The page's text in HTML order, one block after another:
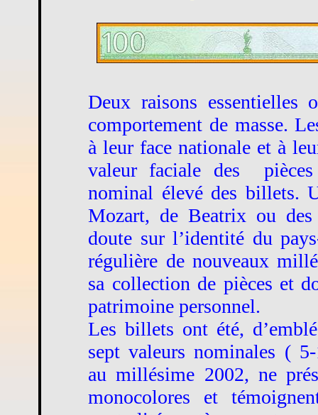
Deux raisons
comportement de masse.
à leur face nationale et à
valeur faciale des
nominal élevé des billets.
Mozart, de Beatrix ou
doute sur l’identité du
régulière de nouveaux
sa collection de pièces et
patrimoine personnel.
Les billets ont été,
sept valeurs nominales (
au millésime 2002, ne
monocolores et